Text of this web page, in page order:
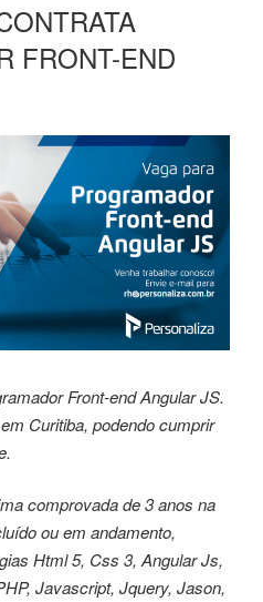
FRONT-END
Front-end Angular JS.
Curitiba, podendo cumprir
comprovada de 3 anos na
ou em andamento,
Html 5, Css 3, Angular Js,
Javascript, Jquery, Jason,